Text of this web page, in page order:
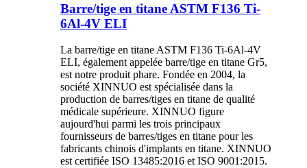
Barre/tige en titane ASTM F136 Ti-
6Al-4V ELI
La barre/tige en titane ASTM F136 Ti-6Al-4V
ELI, également appelée barre/tige en titane Gr5,
est notre produit phare. Fondée en 2004, la
société XINNUO est spécialisée dans la
production de barres/tiges en titane de qualité
médicale supérieure. XINNUO figure
aujourd'hui parmi les trois principaux
fournisseurs de barres/tiges en titane pour les
fabricants chinois d'implants en titane. XINNUO
est certifiée ISO 13485:2016 et ISO 9001:2015.